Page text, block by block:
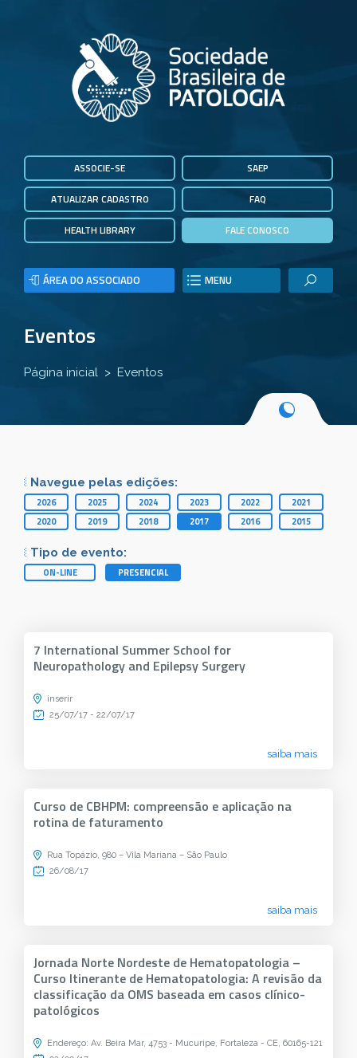
ASSOCIE-SE
ATUALIZAR CADASTRO
HEALTH LIBRARY
SAEP
FAQ
FALE CONOSCO
ÁREA DO ASSOCIADO MENU
Eventos
Página inicial Eventos
Navegue pelas edições:
2026 2025 2024 2023 2022
2021
2020
2019 2018 2017 2016 2015
Tipo de evento:
ON-LINE PRESENCIAL
7 International Summer School for
Neuropathology and Epilepsy Surgery
inserir
25/07/17 - 22/07/17
saiba mais
Curso de CBHPM: compreensão e aplicação na
rotina de faturamento
Rua Topázio, 980 – Vila Mariana – São Paulo
26/08/17
saiba mais
Jornada Norte Nordeste de Hematopatologia –
Curso Itinerante de Hematopatologia: A revisão da
classificação da OMS baseada em casos clínico-
patológicos
Endereço: Av. Beira Mar, 4753 - Mucuripe, Fortaleza - CE, 60165-121